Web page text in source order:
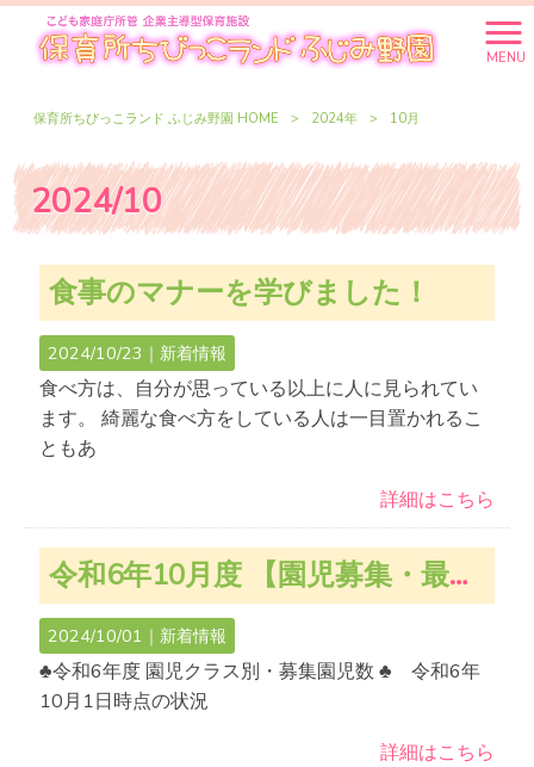
MENU
保育所ちびっこランド ふじみ野園 HOME > 2024年 > 10月
2024/10
食事のマナーを学びました！
2024/10/23｜新着情報
食べ方は、自分が思っている以上に人に見られてい
ます。 綺麗な食べ方をしている人は一目置かれるこ
ともあ
詳細はこちら
令和6年10月度 【園児募集・最新空き状況のお知らせ】
2024/10/01｜新着情報
♣令和6年度 園児クラス別・募集園児数 ♣ 令和6年
10月1日時点の状況
詳細はこちら